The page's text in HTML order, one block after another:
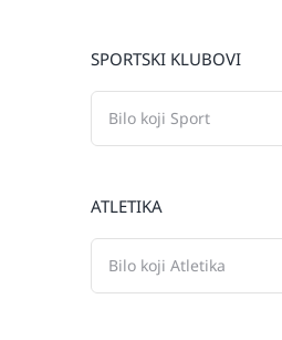
SPORTSKI KLUBOVI
ATLETIKA